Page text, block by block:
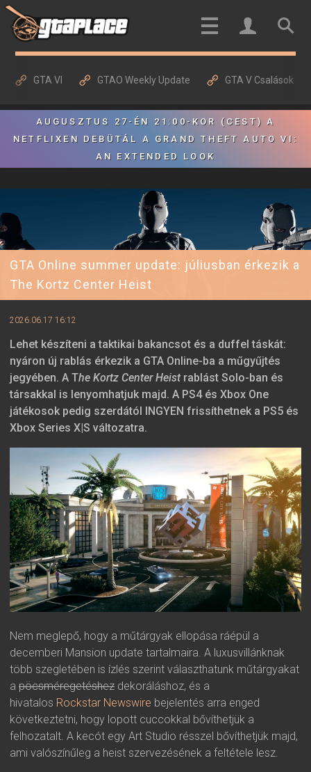
GTA VI GTAO Weekly Update GTA V Csalások
AUGUSZTUS 27-ÉN 21:00-KOR (CEST) A
NETFLIXEN DEBÜTÁL A GRAND THEFT AUTO VI:
AN EXTENDED LOOK
GTA Online summer update: júliusban érkezik a
The Kortz Center Heist
2026.06.17 16:12
Lehet készíteni a taktikai bakancsot és a duffel táskát:
nyáron új rablás érkezik a GTA Online-ba a műgyűjtés
jegyében. A The Kortz Center Heistrablást Solo-ban és
társakkal is lenyomhatjuk majd. A PS4 és Xbox One
játékosok pedig szerdától INGYEN frissíthetnek a PS5 és
Xbox Series X|S változatra.
Nem meglepő, hogy a műtárgyak ellopása ráépül a
decemberi Mansion update tartalmaira. A luxusvillánknak
több szegletében is ízlés szerint választhatunk műtárgyakat
a pöcsméregetéshez dekoráláshoz, és a
hivatalos Rockstar Newswire bejelentés arra enged
következtetni, hogy lopott cuccokkal bővíthetjük a
felhozatalt. A kecót egy Art Studio résszel bővíthetjük majd,
ami valószínűleg a heist szervezésének a feltétele lesz.